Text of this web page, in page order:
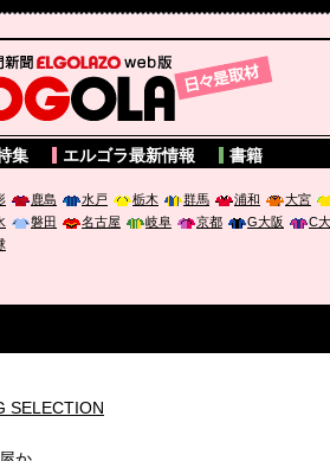
web版 BLOGOLA
集 エルゴラ最新情報 書籍
鹿島 水戸 栃木 群馬 浦和
大宮
磐田 名古屋 岐阜 京都 G大阪
C